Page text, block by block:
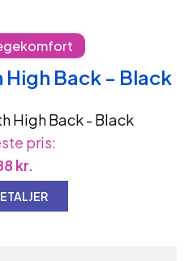
Back - Black
pris:
kr.